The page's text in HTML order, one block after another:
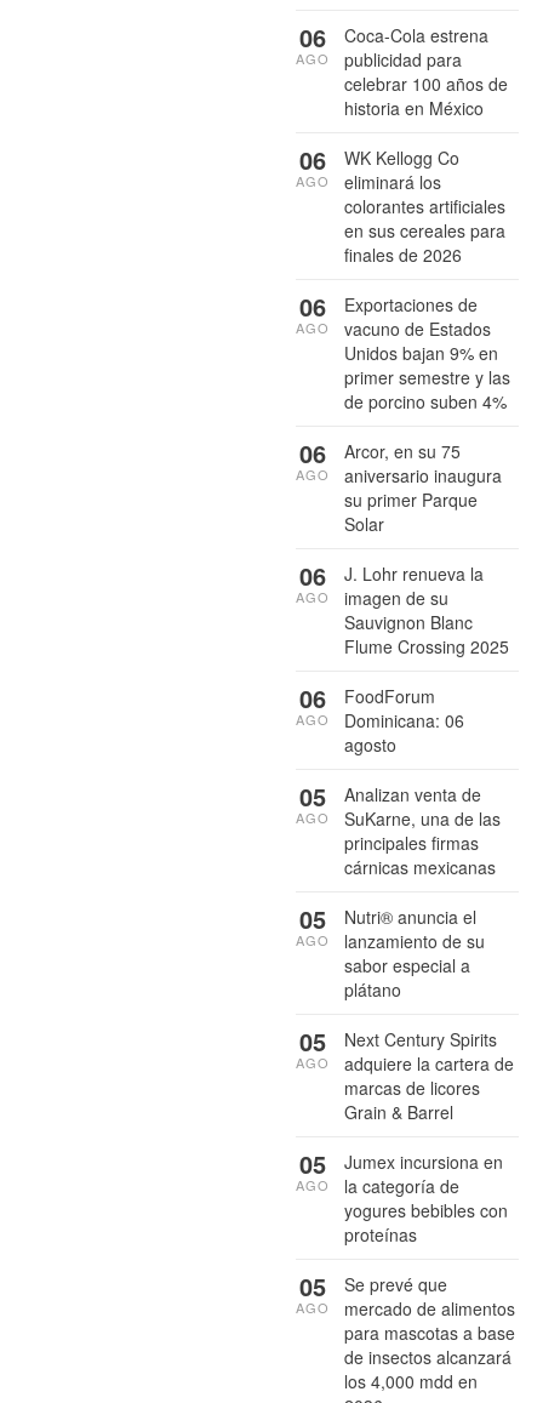
Coca-Cola estrena
publicidad para
celebrar 100 años de
historia en México
06
AGO
WK Kellogg Co
eliminará los
colorantes artificiales
en sus cereales para
finales de 2026
06
AGO
Exportaciones de
vacuno de Estados
Unidos bajan 9% en
primer semestre y las
de porcino suben 4%
06
AGO
Arcor, en su 75
aniversario inaugura
su primer Parque
Solar
06
AGO
J. Lohr renueva la
imagen de su
Sauvignon Blanc
Flume Crossing 2025
06
AGO
FoodForum
Dominicana: 06
agosto
06
AGO
Analizan venta de
SuKarne, una de las
principales firmas
cárnicas mexicanas
05
AGO
Nutri® anuncia el
lanzamiento de su
sabor especial a
plátano
05
AGO
Next Century Spirits
adquiere la cartera de
marcas de licores
Grain & Barrel
05
AGO
Jumex incursiona en
la categoría de
yogures bebibles con
proteínas
05
AGO
Se prevé que
mercado de alimentos
para mascotas a base
de insectos alcanzará
los 4,000 mdd en
05
AGO